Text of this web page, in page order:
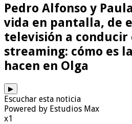
Pedro Alfonso y
vida en pantalla, de
televisión a conducir
streaming: cómo es
hacen en Olga
▶
Escuchar esta noticia
Powered by Estudios Max
x1